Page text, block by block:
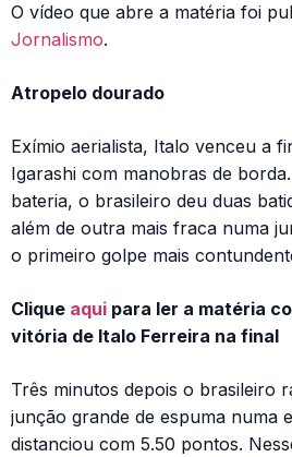
O vídeo que abre a matéria foi
Jornalismo.
Atropelo dourado
Exímio aerialista, Italo venceu a
Igarashi com manobras de
bateria, o brasileiro deu duas
além de outra mais fraca numa
o primeiro golpe mais
Clique aqui para ler a matéria
vitória de Italo Ferreira na final
Três minutos depois o brasileiro
junção grande de espuma numa
distanciou com 5.50 pontos.